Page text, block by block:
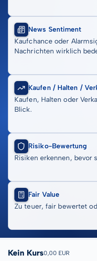
News Sentiment
Kaufchance oder
Nachrichten wirklich
Kaufen / Halten /
Kaufen, Halten oder
Blick.
Risiko-Bewertung
Risiken erkennen, bevor
Fair Value
Zu teuer, fair bewertet
Kein Kurs0,00 EUR